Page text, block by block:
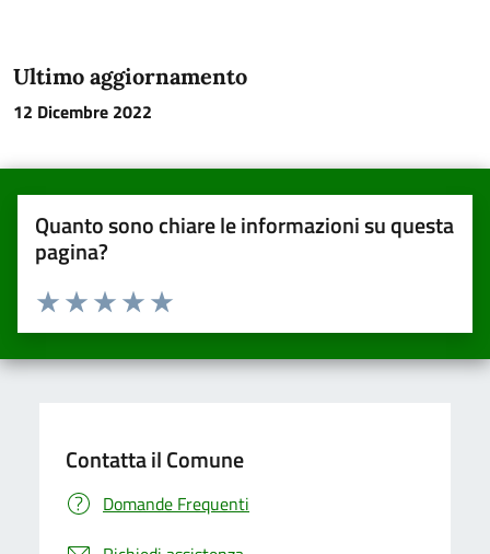
Ultimo aggiornamento
12 Dicembre 2022
Quanto sono chiare le informazioni su questa
pagina?
Valuta da 1 a 5 stelle la pagina
Valuta 5 stelle su 5
Valuta 4 stelle su 5
Valuta 3 stelle su 5
Valuta 2 stelle su 5
Valuta una stella su 5
Contatta il Comune
Domande Frequenti